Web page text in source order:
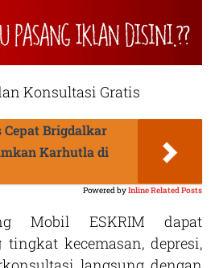
Konsultasi Gratis
Cepat Brigdalkar
Karhutla di
Powered byInline Related Posts
Mobil ESKRIM dapat
kecemasan, depresi,